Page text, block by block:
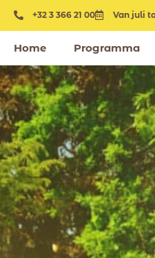
+32 3 366 21 00 Van juli
Home Programma